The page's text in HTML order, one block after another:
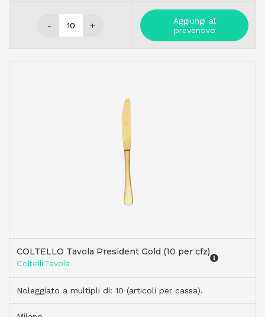
- +
Aggiungi al
preventivo
COLTELLO Tavola President Gold (10 per cfz)
Coltelli Tavola
Noleggiato a multipli di: 10 (articoli per cassa).